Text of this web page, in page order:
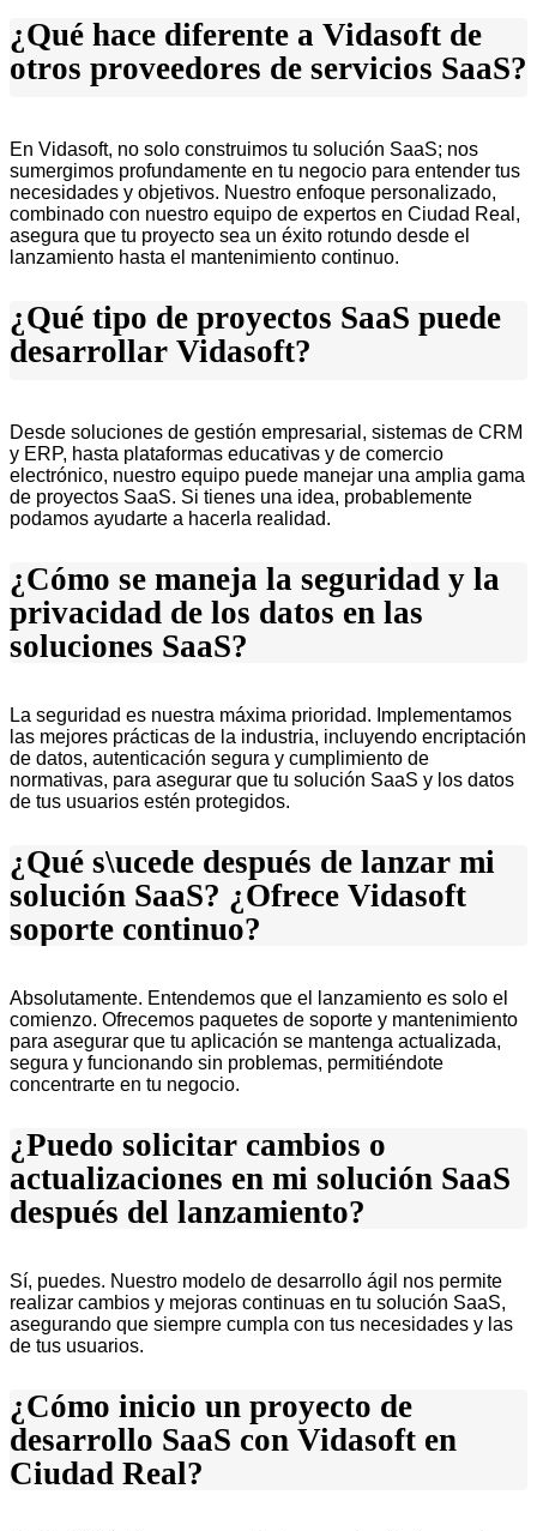
¿Qué hace diferente a Vidasoft de
otros proveedores de servicios SaaS?
En Vidasoft, no solo construimos tu solución SaaS; nos
sumergimos profundamente en tu negocio para entender tus
necesidades y objetivos. Nuestro enfoque personalizado,
combinado con nuestro equipo de expertos en Ciudad Real,
asegura que tu proyecto sea un éxito rotundo desde el
lanzamiento hasta el mantenimiento continuo.
¿Qué tipo de proyectos SaaS puede
desarrollar Vidasoft?
Desde soluciones de gestión empresarial, sistemas de CRM
y ERP, hasta plataformas educativas y de comercio
electrónico, nuestro equipo puede manejar una amplia gama
de proyectos SaaS. Si tienes una idea, probablemente
podamos ayudarte a hacerla realidad.
¿Cómo se maneja la seguridad y la
privacidad de los datos en las
soluciones SaaS?
La seguridad es nuestra máxima prioridad. Implementamos
las mejores prácticas de la industria, incluyendo encriptación
de datos, autenticación segura y cumplimiento de
normativas, para asegurar que tu solución SaaS y los datos
de tus usuarios estén protegidos.
¿Qué s\ucede después de lanzar mi
solución SaaS? ¿Ofrece Vidasoft
soporte continuo?
Absolutamente. Entendemos que el lanzamiento es solo el
comienzo. Ofrecemos paquetes de soporte y mantenimiento
para asegurar que tu aplicación se mantenga actualizada,
segura y funcionando sin problemas, permitiéndote
concentrarte en tu negocio.
¿Puedo solicitar cambios o
actualizaciones en mi solución SaaS
después del lanzamiento?
Sí, puedes. Nuestro modelo de desarrollo ágil nos permite
realizar cambios y mejoras continuas en tu solución SaaS,
asegurando que siempre cumpla con tus necesidades y las
de tus usuarios.
¿Cómo inicio un proyecto de
desarrollo SaaS con Vidasoft en
Ciudad Real?